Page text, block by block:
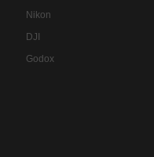
Nikon
DJI
Godox